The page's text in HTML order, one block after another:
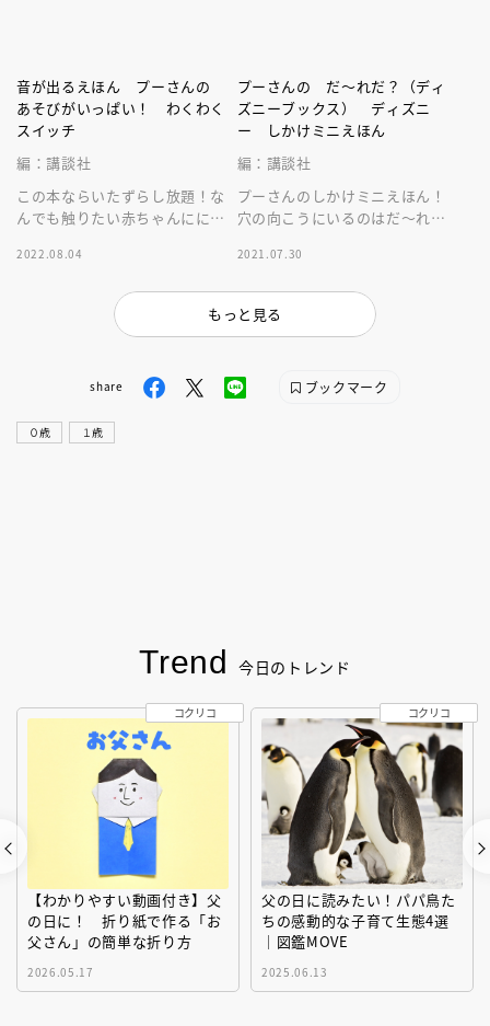
音が出るえほん プーさんの
あそびがいっぱい！ わくわく
スイッチ
編：講談社
この本ならいたずらし放題！な
んでも触りたい赤ちゃんににぴ
ゃ絵本！９つの仕掛けと１３の
2022.08.04
プーさんの だ～れだ？（ディ
ズニーブックス） ディズニ
ー しかけミニえほん
編：講談社
プーさんのしかけミニえほん！
穴の向こうにいるのはだ～れ
んでも飽きない！持ち運びに便
2021.07.30
もっと見る
share ブックマーク
０歳 １歳
Trend 今日のトレンド
【わかりやすい動画付き】父
の日に！ 折り紙で作る「お
父さん」の簡単な折り方
2026.05.17
コクリコ
父の日に読みたい！パパ鳥た
ちの感動的な子育て生態4選
｜図鑑MOVE
2025.06.13
コクリコ